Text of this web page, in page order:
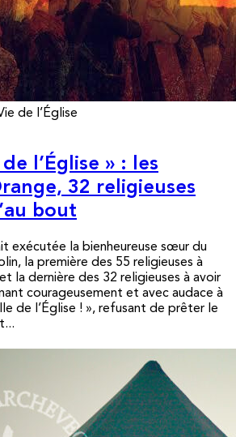
de l’Église
l’Église » : les
32 religieuses
bout
exécutée la bienheureuse sœur du
la première des 55 religieuses à
la dernière des 32 religieuses à avoir
courageusement et avec audace à
de l’Église ! », refusant de prêter le